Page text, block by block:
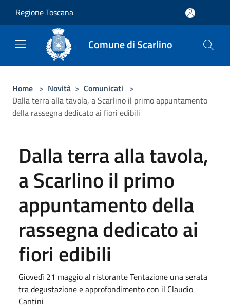
Regione Toscana
Comune di Scarlino
Home > Novità > Comunicati >
Dalla terra alla tavola, a Scarlino il primo appuntamento
della rassegna dedicato ai fiori edibili
Dalla terra alla tavola,
a Scarlino il primo
appuntamento della
rassegna dedicato ai
fiori edibili
Giovedì 21 maggio al ristorante Tentazione una serata
tra degustazione e approfondimento con il Claudio
Cantini